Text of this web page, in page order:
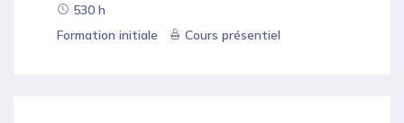
530 h
Formation initiale
Cours présentiel